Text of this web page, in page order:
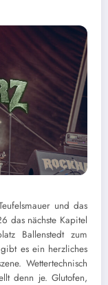
und das
das nächste Kapitel
Ballenstedt zum
es ein herzliches
Wettertechnisch
denn je. Glutofen,